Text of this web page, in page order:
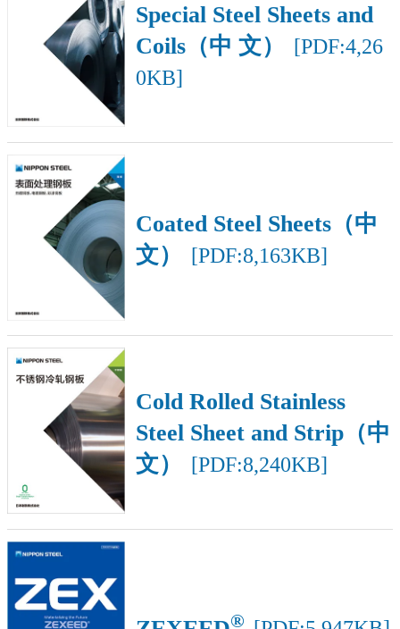
Special Steel Sheets and
Coils（中 文）
[PDF:4,26
0KB]
Coated Steel Sheets（中
文）
[PDF:8,163KB]
Cold Rolled Stainless
Steel Sheet and Strip（中
文）
[PDF:8,240KB]
®